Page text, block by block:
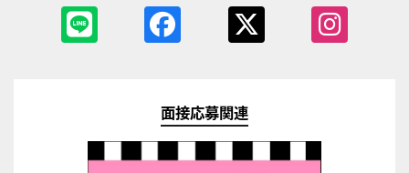
面接応募関連